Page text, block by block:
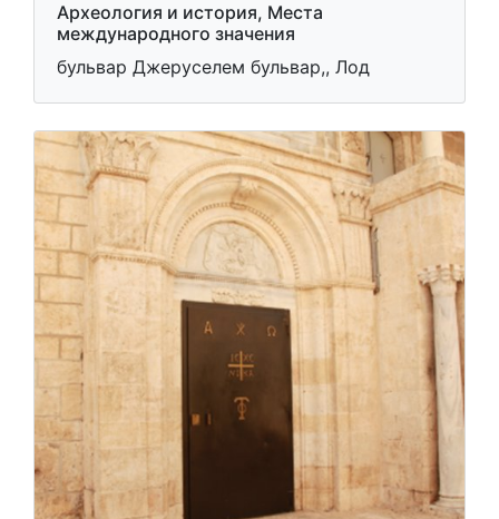
Археология и история, Места
международного значения
бульвар Джеруселем бульвар,, Лод